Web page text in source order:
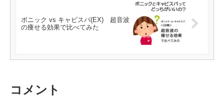
ボニック vs キャビスパ(EX) 超音波
の痩せる効果で比べてみた
コメント